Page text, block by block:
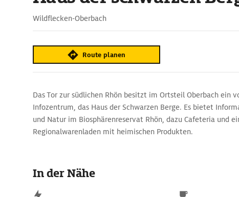
Wildflecken-Oberbach
Route planen
Das Tor zur südlichen Rhön besitzt im Ortsteil Oberbach ein
Infozentrum, das Haus der Schwarzen Berge. Es bietet
und Natur im Biosphärenreservat Rhön, dazu Cafeteria und
Regionalwarenladen mit heimischen Produkten.
In der Nähe